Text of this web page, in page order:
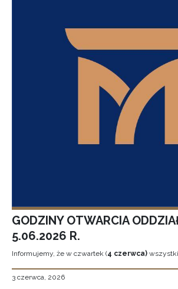
GODZINY OTWARCIA
5.06.2026 R.
Informujemy, że w czwartek (4 czerwca)
3 czerwca, 2026